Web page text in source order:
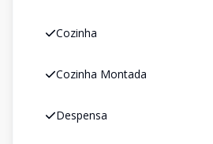
Cozinha
Cozinha Montada
Despensa